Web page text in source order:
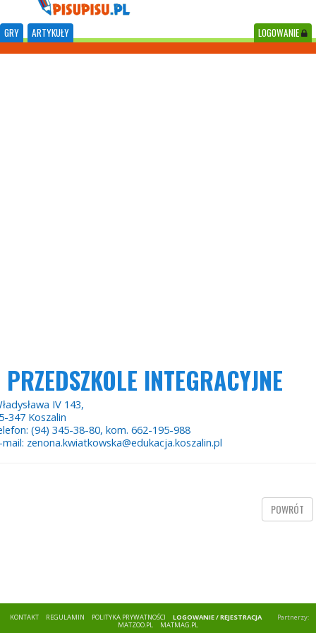
GRY ARTYKUŁY LOGOWANIE
PRZEDSZKOLE INTEGRACYJNE
IV 143,
347 Koszalin
(94) 345-38-80, kom. 662-195-988
zenona.kwiatkowska@edukacja.koszalin.pl
POWRÓT
KONTAKT REGULAMIN POLITYKA PRYWATNOŚCI LOGOWANIE / REJESTRACJA
Partnerzy:
MATZOO.PL
MATMAG.PL